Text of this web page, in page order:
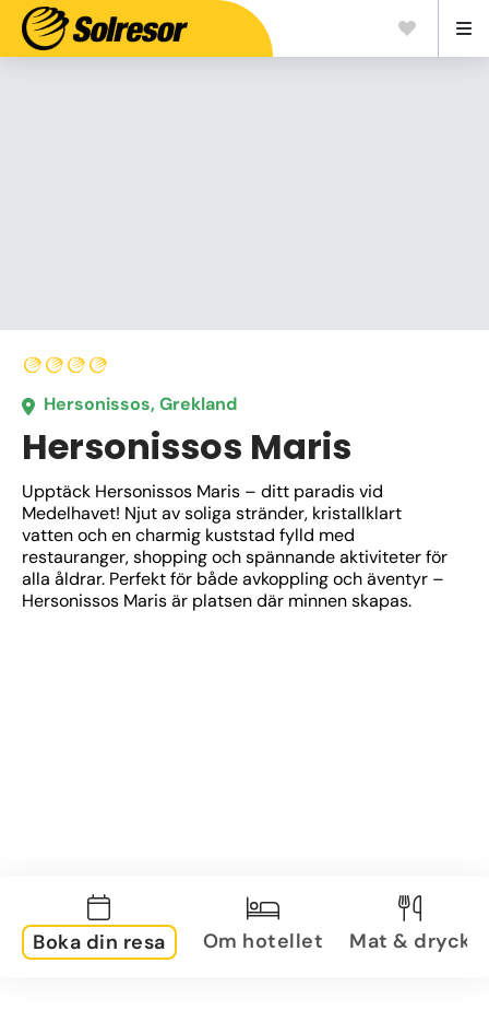
Hersonissos, Grekland
Hersonissos Maris
Upptäck Hersonissos Maris – ditt paradis vid
Medelhavet! Njut av soliga stränder, kristallklart
vatten och en charmig kuststad fylld med
restauranger, shopping och spännande aktiviteter för
alla åldrar. Perfekt för både avkoppling och äventyr –
Hersonissos Maris är platsen där minnen skapas.
Boka din resa Om hotellet Mat & dryck